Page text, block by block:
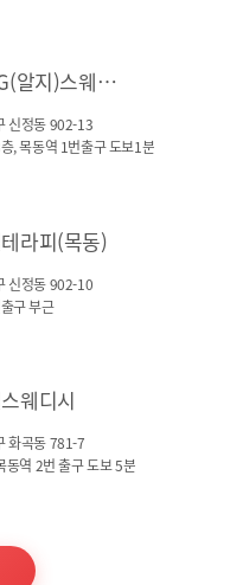
양천-RG(알지)스웨디시
신정동 902-13
, 목동역 1번출구 도보1분
라피(목동)
신정동 902-10
구 부근
웨디시
화곡동 781-7
동역 2번 출구 도보 5분